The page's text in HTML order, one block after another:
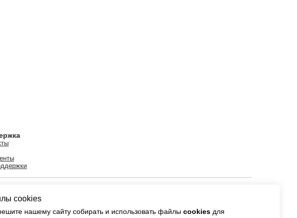
cookies
нашему сайту собирать и использовать файлы cookies для